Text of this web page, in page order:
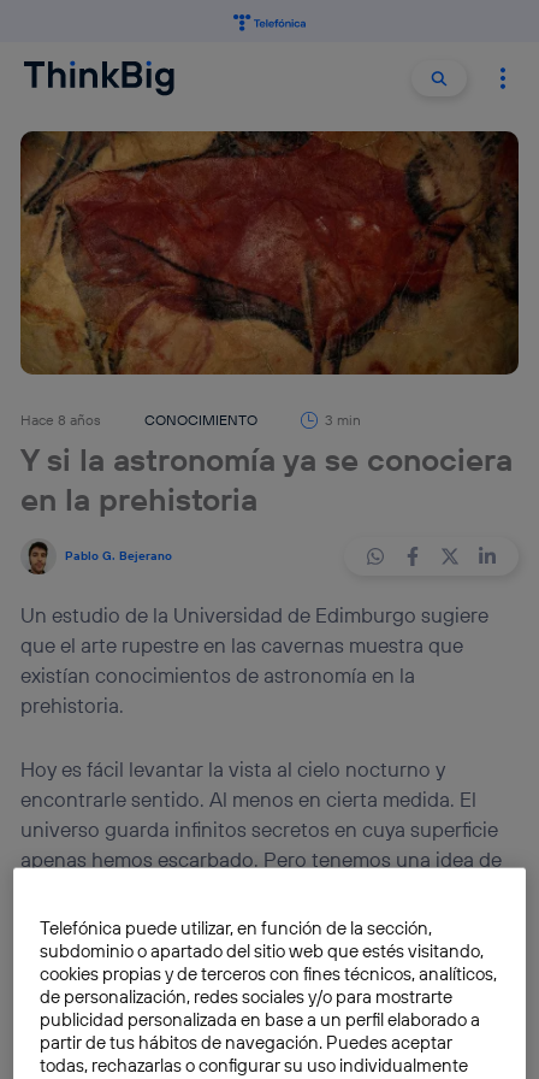
Buscar
Hace 8 años CONOCIMIENTO 3 min
Y si la astronomía ya se conociera
en la prehistoria
Pablo G. Bejerano
Un estudio de la Universidad de Edimburgo sugiere
que el arte rupestre en las cavernas muestra que
existían conocimientos de astronomía en la
prehistoria.
Hoy es fácil levantar la vista al cielo nocturno y
encontrarle sentido. Al menos en cierta medida. El
universo guarda infinitos secretos en cuya superficie
apenas hemos escarbado. Pero tenemos una idea de
estrellas.A lo largo de siglos se ha generado
información sobre las estrellas, constelaciones y
cuerpos celestes como los asteroides. En base a todo
este bagaje, interpretamos esos puntitos luminosos
que viven a millones de años luz. Incluso podemos
hacerlo solocon la ayuda de un smartphone.
Telefónica puede utilizar, en función de la sección,
subdominio o apartado del sitio web que estés visitando,
cookies propias y de terceros con fines técnicos, analíticos,
de personalización, redes sociales y/o para mostrarte
publicidad personalizada en base a un perfil elaborado a
partir de tus hábitos de navegación. Puedes aceptar
todas, rechazarlas o configurar su uso individualmente